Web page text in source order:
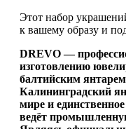
Этот набор
к вашему образу и
DREVO —
изготовлению
балтийским
Калининградский
мире и
ведёт